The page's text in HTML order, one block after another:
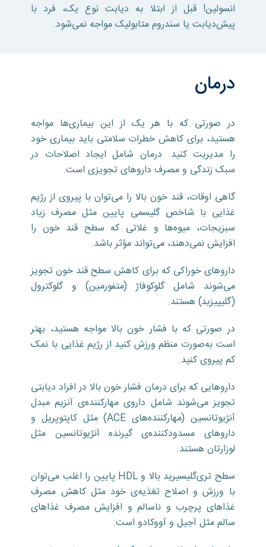
انسولین! قبل از ابتلا به دیابت نوع یک، فرد با
پیش‌دیابت یا سندروم متابولیک مواجه نمی‌شود.
درمان
در صورتی که با هر یک از این بیماری‌ها مواجه
هستید، برای کاهش خطرات سلامتی باید بیماری خود
را مدیریت کنید. درمان شامل ایجاد اصلاحات در
سبک زندگی و مصرف دارو‌های تجویزی است.
گاهی اوقات، قند خون بالا را می‌توان با پیروی از رژیم
غذایی با شاخص گلیسمی پایین مثل مصرف زیاد
سبزیجات، میوه‌ها و غلاتی که سطح قند خون را
افزایش نمی‌دهند، می‌تواند مؤثر باشد.
دارو‌های خوراکی که برای کاهش سطح قند خون تجویز
می‌شوند شامل گلوکوفاژ (متفورمین) و گلوکترول
(گلیپیزید) هستند.
در صورتی که با فشار خون بالا مواجه هستید، بهتر
است به‌صورت منظم ورزش کنید از رژیم غذایی با نمک
کم پیروی کنید.
دارو‌هایی که برای درمان فشار خون بالا در افراد دیابتی
تجویز می‌شوند شامل داروی مهارکننده‌ی آنزیم مبدل
آنژیوتانسین (مهارکننده‌های ACE) مثل کاپتوپریل و
دارو‌های مسدود‌کننده‌ی گیرنده آنژیوتانسین مثل
لوزارتان هستند.
سطح تری‌گلیسیرید بالا و HDL پایین را اغلب می‌توان
با ورزش و اصلاح تغذیه‌ی خود مثل کاهش مصرف
غذا‌های پرچرب و ناسالم و افزایش مصرف غذا‌های
سالم مثل آجیل و آووکادو است.